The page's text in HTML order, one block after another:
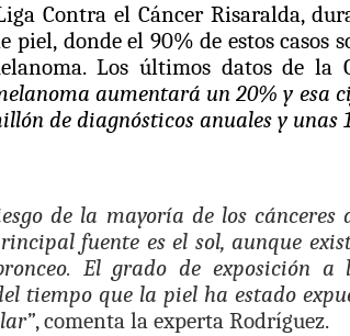
la posesión presidencial
/ En solo dos años y siete meses, la
prevista para los 4 años de gobierno
/ El Aeropuerto Internacional
Clic en la ruta Bogotá – Pereira
Contra el Cáncer Risaralda,
piel, donde el 90% de estos casos
Los últimos datos de la
aumentará un 20% y esa
de diagnósticos anuales y unas
de la mayoría de los cánceres
fuente es el sol, aunque
El grado de exposición
tiempo que la piel ha estado
, comenta la experta Rodríguez.